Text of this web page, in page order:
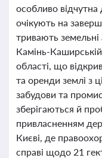
особливо відчутна
очікують на
тривають земельні
Камінь-
області, що
та оренди землі з
забудови та
зберігаються й
привласненням
Києві, де
справі щодо 21